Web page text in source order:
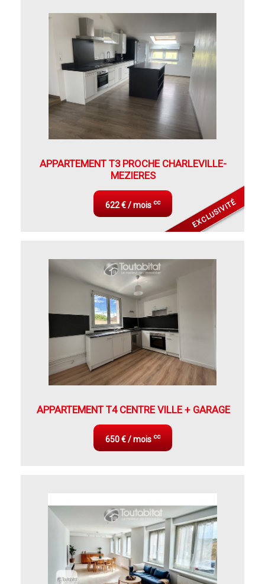
APPARTEMENT T3 PROCHE CHARLEVILLE-
MEZIERES
622 € / mois cc EXCLUSIVITÉ
APPARTEMENT T4 CENTRE VILLE + GARAGE
650 € / mois cc